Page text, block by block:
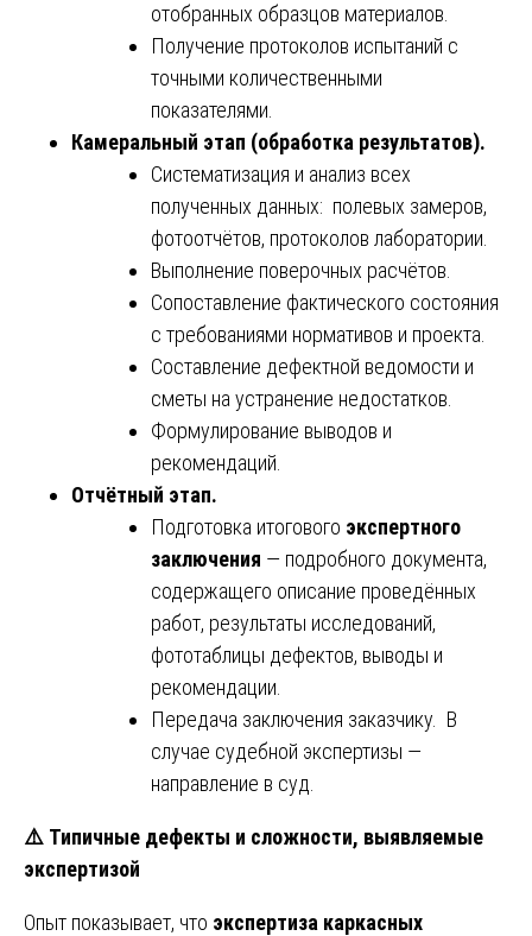
отобранных образцов материалов.
Получение протоколов испытаний с
точными количественными
показателями.
Камеральный этап (обработка результатов).
Систематизация и анализ всех
полученных данных: полевых замеров,
фотоотчётов, протоколов лаборатории.
Выполнение поверочных расчётов.
Сопоставление фактического состояния
с требованиями нормативов и проекта.
Составление дефектной ведомости и
сметы на устранение недостатков.
Формулирование выводов и
рекомендаций.
Отчётный этап.
Подготовка итогового экспертного
заключения — подробного документа,
содержащего описание проведённых
работ, результаты исследований,
фототаблицы дефектов, выводы и
рекомендации.
Передача заключения заказчику. В
случае судебной экспертизы —
направление в суд.
⚠️ Типичные дефекты и сложности, выявляемые
экспертизой
Опыт показывает, что экспертиза каркасных